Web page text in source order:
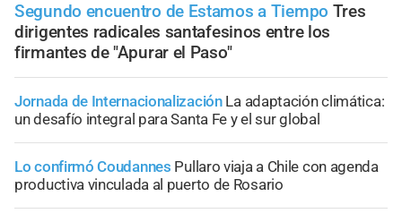
Segundo encuentro de Estamos a Tiempo Tres
dirigentes radicales santafesinos entre los
firmantes de "Apurar el Paso"
Jornada de Internacionalización La adaptación climática:
un desafío integral para Santa Fe y el sur global
Lo confirmó Coudannes Pullaro viaja a Chile con agenda
productiva vinculada al puerto de Rosario